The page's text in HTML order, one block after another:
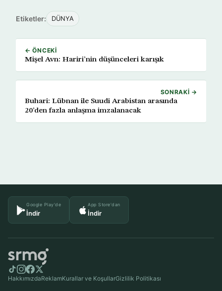
Etiketler: DÜNYA
← ÖNCEKI
Mişel Avn: Hariri’nin düşünceleri karışık
SONRAKI →
Buhari: Lübnan ile Suudi Arabistan arasında
20’den fazla anlaşma imzalanacak
Google Play'de
İndir
App Store'dan
İndir
HakkımızdaReklamKurallar ve KoşullarGizlilik Politikası